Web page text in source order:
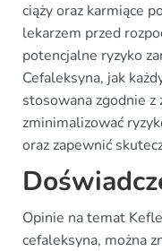
ciąży oraz karmiące
lekarzem przed
potencjalne ryzyko
Cefaleksyna, jak
stosowana zgodnie z
zminimalizować
oraz zapewnić
Opinie na temat
cefaleksyna, można